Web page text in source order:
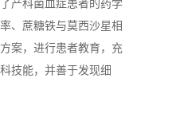
产科菌血症患者的药学
、蔗糖铁与莫西沙星相
案，进行患者教育，充
技能，并善于发现细